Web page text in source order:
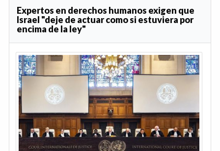
Expertos en derechos humanos exigen que
Israel "deje de actuar como si estuviera por
encima de la ley"